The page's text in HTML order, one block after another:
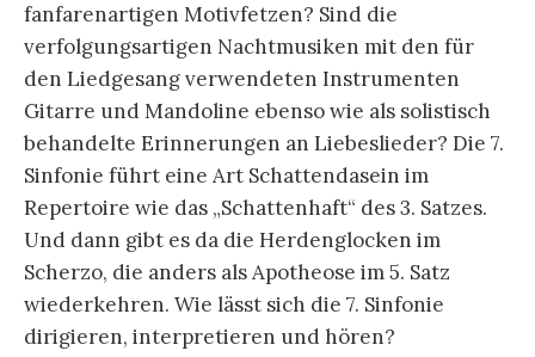
fanfarenartigen Motivfetzen? Sind die
verfolgungsartigen Nachtmusiken mit den für
den Liedgesang verwendeten Instrumenten
Gitarre und Mandoline ebenso wie als solistisch
behandelte Erinnerungen an Liebeslieder? Die 7.
Sinfonie führt eine Art Schattendasein im
Repertoire wie das „Schattenhaft“ des 3. Satzes.
Und dann gibt es da die Herdenglocken im
Scherzo, die anders als Apotheose im 5. Satz
wiederkehren. Wie lässt sich die 7. Sinfonie
dirigieren, interpretieren und hören?